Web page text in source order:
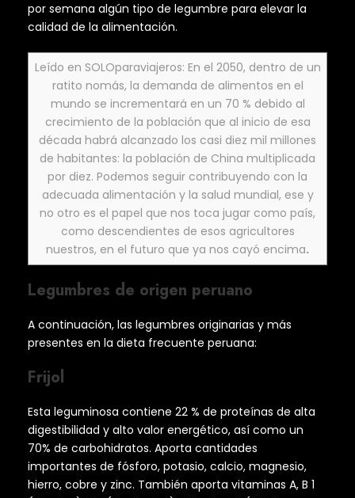
por semana algún tipo de legumbre para elevar la
calidad de la alimentación.
Leído en SOLOparaviajeros: En el 2050, dentro de un
ratito nomás, la demanda de alimentos en el
mundo se incrementará en un 70 % debido al
crecimiento de la población que al inicio de esa
década habrá alcanzado los casi diez mil millones
de habitantes: la población de China multiplicada
por diez. Podemos seguir contribuyendo con la
adecuada alimentación y la salud mundial, ese y
no otro es el papel que nos toca jugar como país,
como descendientes de esos agricultores
nuestros, en el futuro que ya nos cayó encima.
Legumbres de origen peruano
A continuación, las legumbres originarias y más
presentes en la dieta frecuente peruana:
Frijol
Esta leguminosa contiene 22 % de proteínas de alta
digestibilidad y alto valor energético, así como un
70% de carbohidratos. Aporta cantidades
importantes de fósforo, potasio, calcio, magnesio,
hierro, cobre y zinc. También aporta vitaminas A, B 1